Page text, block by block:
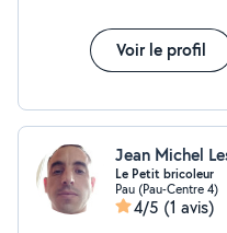
Voir le profil
Jean Michel
Le Petit bricoleur
Pau (Pau-Centre 4)
4/5 (1 avis)